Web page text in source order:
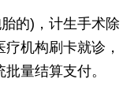
的)，计生手术除
机构刷卡就诊，
量结算支付。